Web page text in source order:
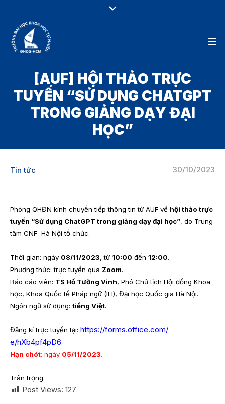
[AUF] HỘI THẢO TRỰC
TUYẾN “SỬ DỤNG CHATGPT
TRONG GIẢNG DẠY ĐẠI
HỌC”
30/10/2023
Tin tức
Phòng QHĐN kính chuyển tiếp thông tin từ AUF về hội thảo trực
tuyến “Sử dụng ChatGPT trong giảng dạy đại học”, do Trung
tâm CNF Hà Nội tổ chức.
Thời gian: ngày 08/11/2023, từ 10:00 đến 12:00.
Phương thức: trực tuyến qua Zoom.
Báo cáo viên: TS Hồ Tường Vinh, Phó Chủ tịch Hội đồng Khoa
học, Khoa Quốc tế Pháp ngữ (IFI), Đại học Quốc gia Hà Nội.
Ngôn ngữ sử dụng: tiếng Việt.
Đăng kí trực tuyến tại: https://forms.office.com/
e/hXb4pf4pD6.
Hạn chót: ngày 05/11/2023.
Trân trọng.
Post Views: 127